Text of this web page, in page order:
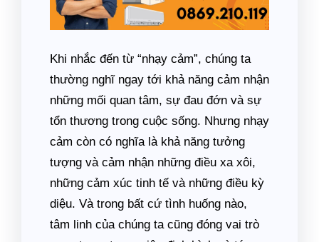
Khi nhắc đến từ “nhạy cảm”, chúng ta
thường nghĩ ngay tới khả năng cảm nhận
những mối quan tâm, sự đau đớn và sự
tổn thương trong cuộc sống. Nhưng nhạy
cảm còn có nghĩa là khả năng tưởng
tượng và cảm nhận những điều xa xôi,
những cảm xúc tinh tế và những điều kỳ
diệu. Và trong bất cứ tình huống nào,
tâm linh của chúng ta cũng đóng vai trò